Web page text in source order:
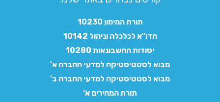
תורת המימון 10230
חדו"א לכלכלה וניהול 10142
יסודות החשבונאות 10280
מבוא לסטטיסטיקה למדעי החברה א'
מבוא לסטטיסטיקה למדעי החברה ב'
תורת המחירים א'